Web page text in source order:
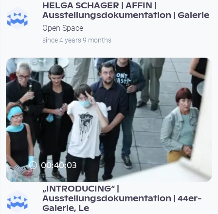
HELGA SCHAGER | AFFIN |
Ausstellungsdokumentation | Galerie
Open Space
since 4 years 9 months
00:40:03
„INTRODUCING“ |
Ausstellungsdokumentation | 44er-
Galerie, Le